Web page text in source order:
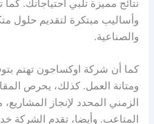
نتائج مميزة تلبي احتياجاتك.
وأساليب مبتكرة لتقديم حلول
والصناعية.
كما أن شركة اوكساجون تهتم
ومتانة العمل. كذلك، يحرص
الزمني المحدد لإنجاز
المتاعب. وأيضا، تقدم الشركة